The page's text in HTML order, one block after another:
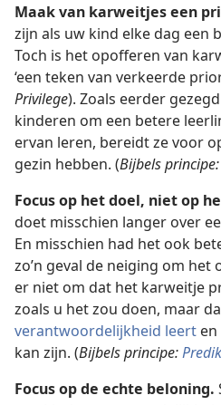
Maak van karweitjes een
zijn als uw kind elke dag een
Toch is het opofferen van
‘een teken van verkeerde
Privilege). Zoals eerder gezegd
kinderen om een betere
ervan leren, bereidt ze voor
gezin hebben. (Bijbels principe:
Focus op het doel, niet op
doet misschien langer over
En misschien had het ook
zo’n geval de neiging om het
er niet om dat het karweitje
zoals u het zou doen, maar
verantwoordelijkheid leert
kan zijn. (Bijbels principe:
Focus op de echte beloning.